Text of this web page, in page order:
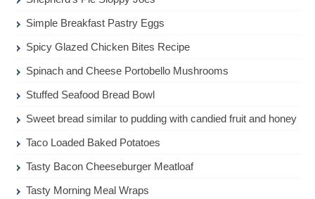
Simple Breakfast Pastry Eggs
Spicy Glazed Chicken Bites Recipe
Spinach and Cheese Portobello Mushrooms
Stuffed Seafood Bread Bowl
Sweet bread similar to pudding with candied fruit and honey
Taco Loaded Baked Potatoes
Tasty Bacon Cheeseburger Meatloaf
Tasty Morning Meal Wraps